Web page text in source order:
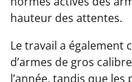
hauteur des attentes.
Le travail a également
d’armes de gros
l’année, tandis que les